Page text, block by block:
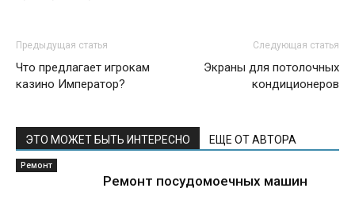
Предыдущая статья
Что предлагает игрокам
казино Император?
Следующая статья
Экраны для потолочных
кондиционеров
ЭТО МОЖЕТ БЫТЬ ИНТЕРЕСНО ЕЩЕ ОТ АВТОРА
Ремонт
Ремонт посудомоечных машин